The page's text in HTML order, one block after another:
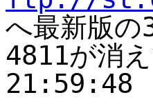
へ最新版の
4811が消
21:59:48